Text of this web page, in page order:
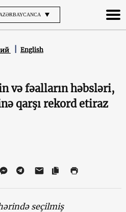
AZƏRBAYCANCA
English
və fəalların həbsləri,
qarşı rekord etiraz
seçilmiş